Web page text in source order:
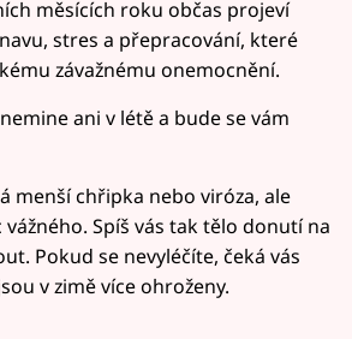
měsících roku občas projeví
stres a přepracování, které
závažnému onemocnění.
ani v létě a bude se vám
menší chřipka nebo viróza, ale
Spíš vás tak tělo donutí na
Pokud se nevyléčíte, čeká vás
v zimě více ohroženy.